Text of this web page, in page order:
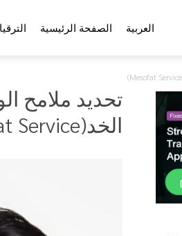
العربية الصفحة الرئيسية
تحديد ملامح
الخد(Mesofat Service)